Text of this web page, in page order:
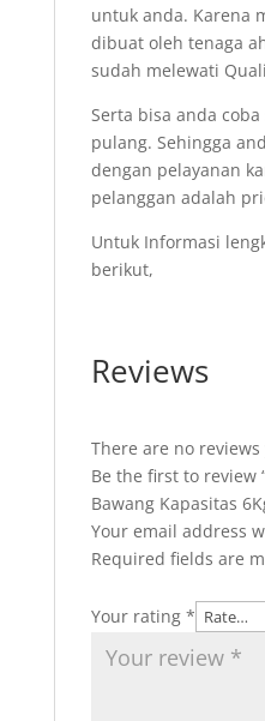
untuk anda. Karena
dibuat oleh tenaga
sudah melewati
Serta bisa anda
pulang. Sehingga
dengan pelayanan
pelanggan adalah
Untuk Informasi
berikut,
Reviews
There are no reviews
Be the first to review
Bawang Kapasitas
Your email address
Required fields are
Your rating *